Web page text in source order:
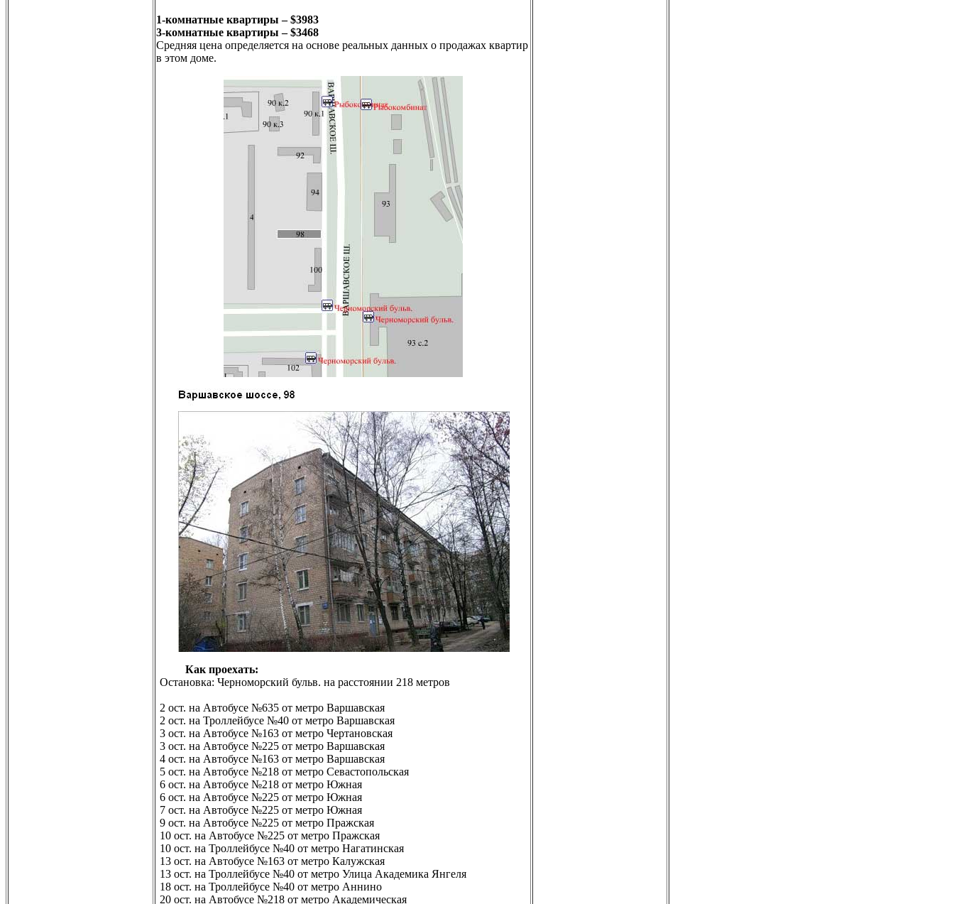
1-комнатные квартиры – $3983
3-комнатные квартиры – $3468
Средняя цена определяется на основе реальных данных о продажах квартир
в этом доме.
Как проехать:
Остановка: Черноморский бульв. на расстоянии 218 метров
2 ост. на Автобусе №635 от метро Варшавская
2 ост. на Троллейбусе №40 от метро Варшавская
3 ост. на Автобусе №163 от метро Чертановская
3 ост. на Автобусе №225 от метро Варшавская
4 ост. на Автобусе №163 от метро Варшавская
5 ост. на Автобусе №218 от метро Севастопольская
6 ост. на Автобусе №218 от метро Южная
6 ост. на Автобусе №225 от метро Южная
7 ост. на Автобусе №225 от метро Южная
9 ост. на Автобусе №225 от метро Пражская
10 ост. на Автобусе №225 от метро Пражская
10 ост. на Троллейбусе №40 от метро Нагатинская
13 ост. на Автобусе №163 от метро Калужская
13 ост. на Троллейбусе №40 от метро Улица Академика Янгеля
18 ост. на Троллейбусе №40 от метро Аннино
20 ост. на Автобусе №218 от метро Академическая